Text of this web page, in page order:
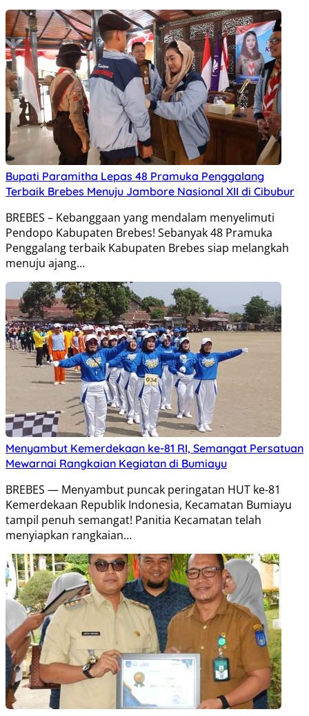
Bupati Paramitha Lepas 48 Pramuka Penggalang
Terbaik Brebes Menuju Jambore Nasional XII di Cibubur
BREBES – Kebanggaan yang mendalam menyelimuti
Pendopo Kabupaten Brebes! Sebanyak 48 Pramuka
Penggalang terbaik Kabupaten Brebes siap melangkah
menuju ajang…
Menyambut Kemerdekaan ke-81 RI, Semangat Persatuan
Mewarnai Rangkaian Kegiatan di Bumiayu
BREBES — Menyambut puncak peringatan HUT ke-81
Kemerdekaan Republik Indonesia, Kecamatan Bumiayu
tampil penuh semangat! Panitia Kecamatan telah
menyiapkan rangkaian…